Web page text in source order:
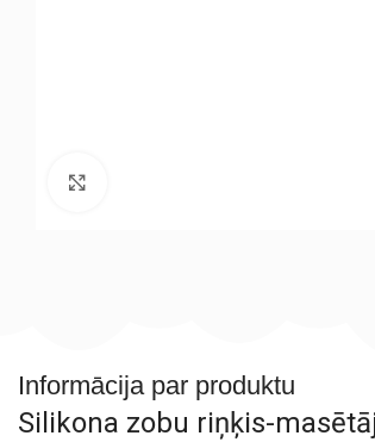
Informācija par produktu
Silikona zobu riņķis-